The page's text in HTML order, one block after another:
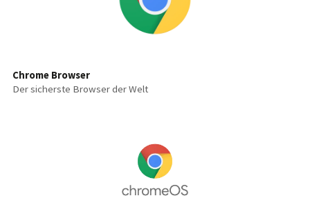
Chrome Browser
Der sicherste Browser der Welt